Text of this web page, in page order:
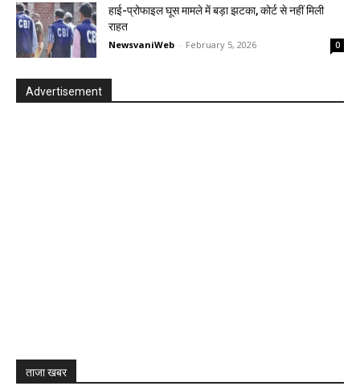
हाई-प्रोफाइल घूस मामले में बड़ा झटका, कोर्ट से नहीं मिली
राहत
NewsvaniWeb - February 5, 2026 0
Advertisement
ताजा खबर